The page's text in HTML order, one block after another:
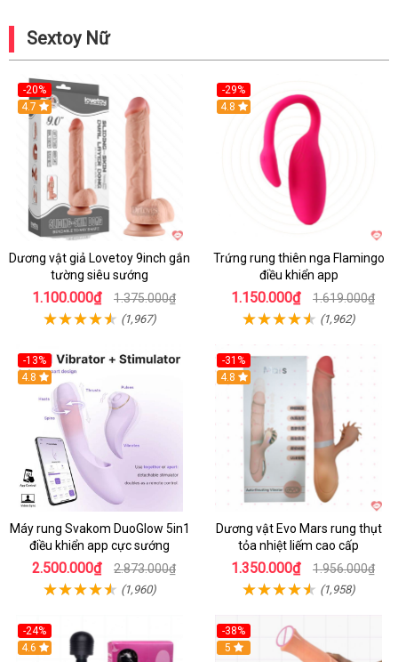
Sextoy Nữ
-20%
Hot
4.7
Dương vật giả Lovetoy 9inch gắn
tường siêu sướng
1.100.000₫ 1.375.000₫
(1,967)
-29%
Hot
4.8
Trứng rung thiên nga Flamingo
điều khiển app
1.150.000₫ 1.619.000₫
(1,962)
-13%
4.8
Máy rung Svakom DuoGlow 5in1
điều khiển app cực sướng
2.500.000₫ 2.873.000₫
(1,960)
-31%
4.8
Dương vật Evo Mars rung thụt
tỏa nhiệt liếm cao cấp
1.350.000₫ 1.956.000₫
(1,958)
-24%
4.6
-38%
Hot
5